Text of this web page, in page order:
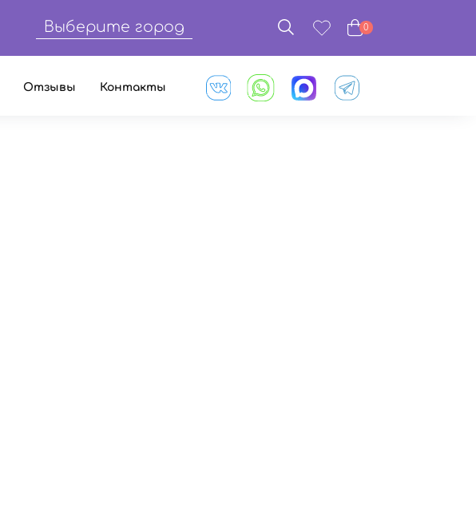
Выберите город 0
Отзывы Контакты